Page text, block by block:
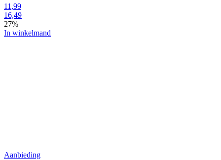
11,99
16,49
27%
In winkelmand
Aanbieding